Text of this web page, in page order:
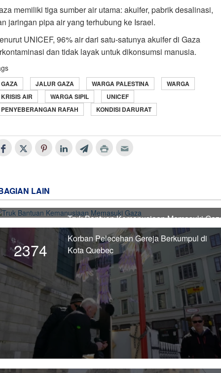
memiliki tiga sumber air utama: akuifer, pabrik desalinasi,
jaringan pipa air yang terhubung ke Israel.
UNICEF, 96% air dari satu-satunya akuifer di Gaza
dan tidak layak untuk dikonsumsi manusia.
GAZA JALUR GAZA WARGA PALESTINA
WARGA
KRISIS AIR
WARGA SIPIL
UNICEF
PENYEBERANGAN RAFAH
KONDISI DARURAT
LAIN
2375
Truk Bantuan Kemanusiaan Memasuki
2374
Korban Pelecehan Gereja Berkumpul di
Kota Quebec